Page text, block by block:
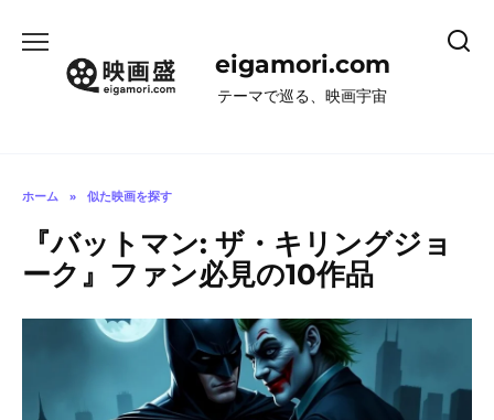
eigamori.com
テーマで巡る、映画宇宙
ホーム » 似た映画を探す
『バットマン: ザ・キリングジョ
ーク』ファン必見の10作品